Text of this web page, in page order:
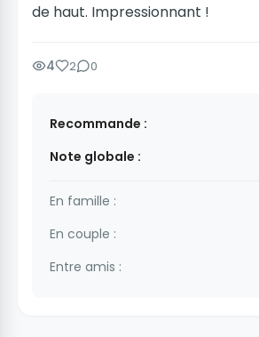
de haut. Impressionnant !
4 2 0
Recommande :
Note globale :
En famille :
En couple :
Entre amis :